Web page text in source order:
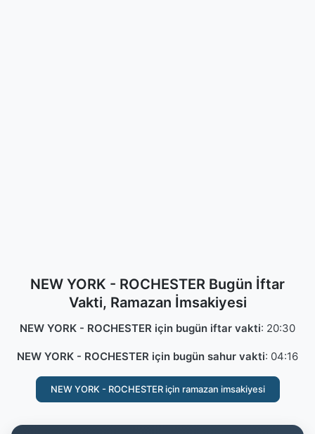
NEW YORK - ROCHESTER Bugün İftar
Vakti, Ramazan İmsakiyesi
NEW YORK - ROCHESTER için bugün iftar vakti: 20:30
NEW YORK - ROCHESTER için bugün sahur vakti: 04:16
NEW YORK - ROCHESTER için ramazan imsakiyesi